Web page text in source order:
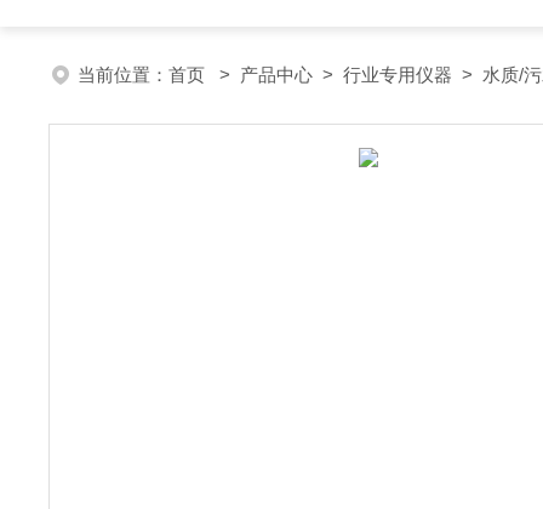
当前位置： 首页 > 产品中心 > 行业专用仪器 > 水质/